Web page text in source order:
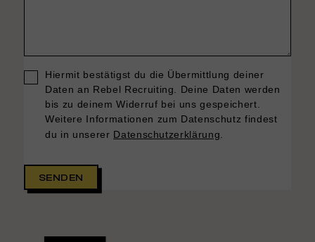
Hiermit bestätigst du die Übermittlung deiner
Daten an Rebel Recruiting. Deine Daten werden
bis zu deinem Widerruf bei uns gespeichert.
Weitere Informationen zum Datenschutz findest
du in unserer Datenschutzerklärung
SENDEN